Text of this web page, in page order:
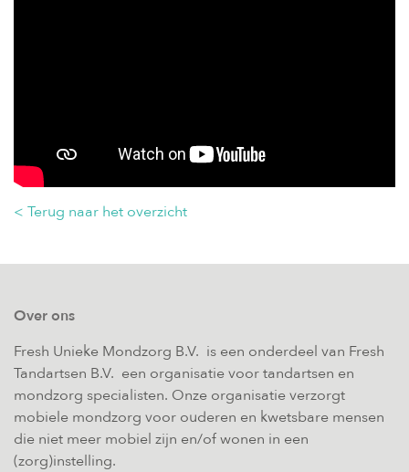
< Terug naar het overzicht
Over ons
Fresh Unieke Mondzorg B.V. is een onderdeel van Fresh
Tandartsen B.V. een organisatie voor tandartsen en
mondzorg specialisten. Onze organisatie verzorgt
mobiele mondzorg voor ouderen en kwetsbare mensen
die niet meer mobiel zijn en/of wonen in een
(zorg)instelling.